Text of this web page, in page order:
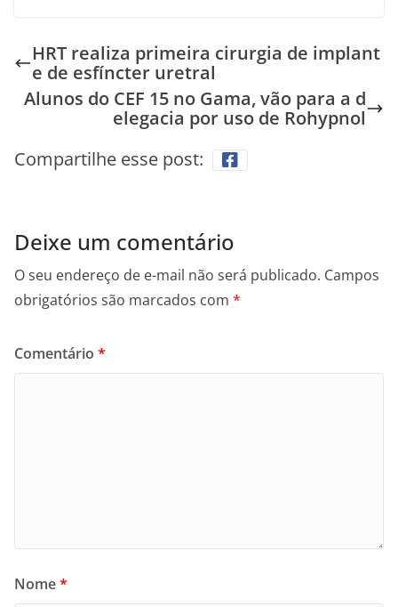
HRT realiza primeira cirurgia de implant
e de esfíncter uretral
Alunos do CEF 15 no Gama, vão para a d
elegacia por uso de Rohypnol
Compartilhe esse post:
Deixe um comentário
O seu endereço de e-mail não será publicado. Campos
obrigatórios são marcados com *
Comentário *
Nome*